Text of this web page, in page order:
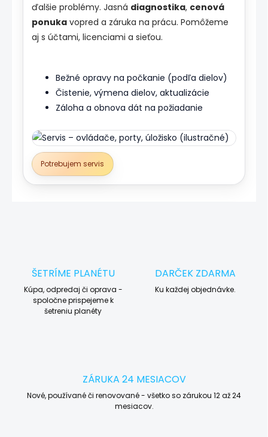
ďalšie problémy. Jasná diagnostika, cenová
ponukavopred a záruka na prácu. Pomôžeme
aj s účtami, licenciami a sieťou.
Bežné opravy na počkanie (podľa dielov)
Čistenie, výmena dielov, aktualizácie
Záloha a obnova dát na požiadanie
Potrebujem servis
ŠETRÍME PLANÉTU
Kúpa, odpredaj či oprava -
spoločne prispejeme k
šetreniu planéty
DARČEK ZDARMA
Ku každej objednávke.
ZÁRUKA 24 MESIACOV
Nové, používané či renovované - všetko so zárukou 12 až 24
mesiacov.